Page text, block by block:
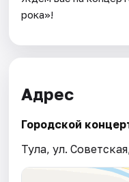
рока»!
Адрес
Городской
Тула, ул.